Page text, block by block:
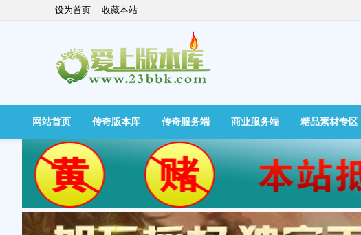
设为首页 收藏本站
快捷导航
网站首页 传奇版本库 传奇服务端 商业服务端 精品素材专区